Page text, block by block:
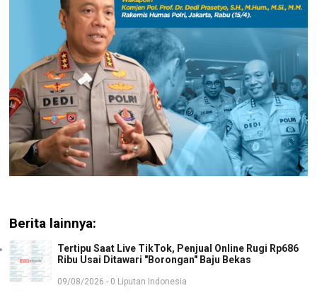
Berita lainnya:
Tertipu Saat Live TikTok, Penjual Online Rugi Rp686
Ribu Usai Ditawari "Borongan" Baju Bekas
09/08/2026 - 0 Liputan Indonesia